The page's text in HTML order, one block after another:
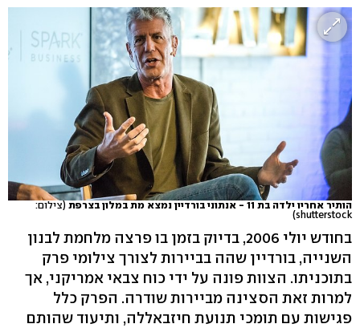
הותיר אחריו ילדה בת 11 - אנתוני בורדיין נמצא מת במלון בצרפת
(צילום:
shutterstock)
בחודש יולי 2006, בדיוק בזמן בו פרצה מלחמת לבנון
השנייה, בורדיין שהה בביירות לצורך צילומי פרק
בתוכניתו. הצוות פונה על ידי כוח צבאי אמריקני, אך
למרות זאת הסצינה מביירות שודרה. הפרק כלל
פגישות עם תומכי תנועת חיזבאללה, ותיעוד שהותם